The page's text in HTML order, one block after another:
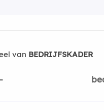
van BEDRIJFSKADER